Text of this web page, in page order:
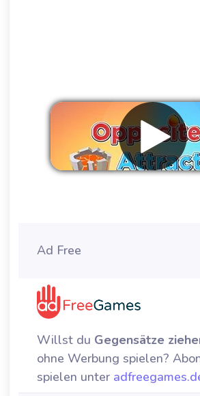
Ad Free
Willst du Gegensätze
ohne Werbung spielen?
spielen unter